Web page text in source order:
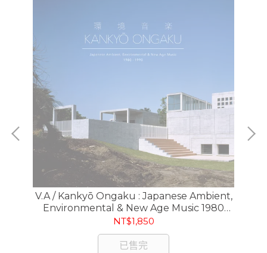
V.A / Kankyō Ongaku : Japanese Ambient,
Environmental & New Age Music 1980
-1990 , 合輯 / 1980 - 1990 日本環境音樂傑作選
(3LP)
NT$1,850
已售完